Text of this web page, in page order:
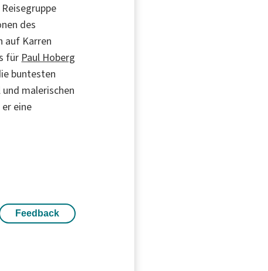
des
auf Karren
für Paul Hoberg
buntesten
malerischen
eine
Feedback